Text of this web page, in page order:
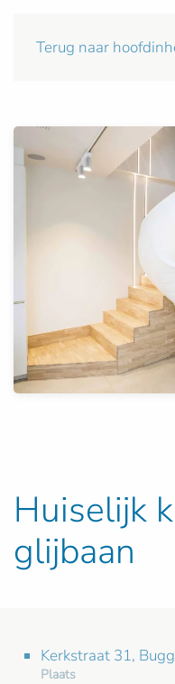
Terug naar
Huiselijk
glijbaan
Kerkstraat 31,
Plaats